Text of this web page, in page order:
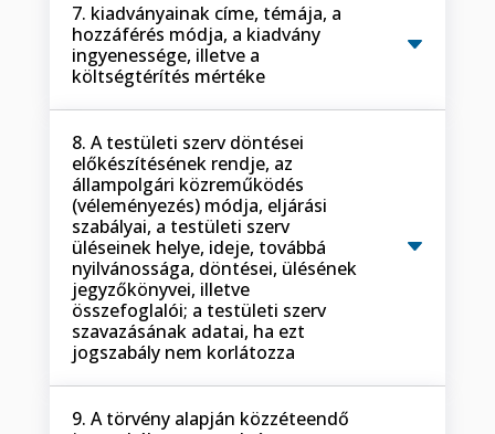
7. kiadványainak címe, témája, a
hozzáférés módja, a kiadvány
ingyenessége, illetve a
költségtérítés mértéke
8. A testületi szerv döntései
előkészítésének rendje, az
állampolgári közreműködés
(véleményezés) módja, eljárási
szabályai, a testületi szerv
üléseinek helye, ideje, továbbá
nyilvánossága, döntései, ülésének
jegyzőkönyvei, illetve
összefoglalói; a testületi szerv
szavazásának adatai, ha ezt
jogszabály nem korlátozza
9. A törvény alapján közzéteendő